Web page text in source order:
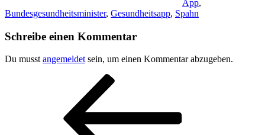
App,
Bundesgesundheitsminister, Gesundheitsapp, Spahn
Schreibe einen Kommentar
Du musst angemeldet sein, um einen Kommentar abzugeben.
Beitragsnavigation